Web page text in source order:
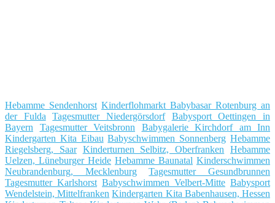
Hebamme Sendenhorst Kinderflohmarkt Babybasar Rotenburg an
der Fulda
Tagesmutter Niedergörsdorf
Babysport Oettingen in
Bayern
Tagesmutter Veitsbronn
Babygalerie Kirchdorf am Inn
Kindergarten Kita Eibau Babyschwimmen Sonnenberg Hebamme
Riegelsberg, Saar Kinderturnen Selbitz, Oberfranken
Hebamme
Uelzen, Lüneburger Heide Hebamme Baunatal Kinderschwimmen
Neubrandenburg, Mecklenburg
Tagesmutter Gesundbrunnen
Tagesmutter Karlshorst Babyschwimmen Velbert-Mitte Babysport
Wendelstein, Mittelfranken Kindergarten Kita Babenhausen, Hessen